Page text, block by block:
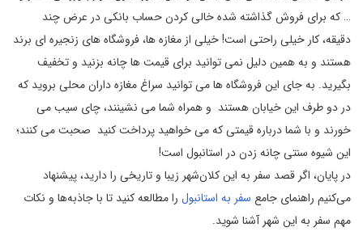
… که برای فروش گذاشته شده خالی کردن حساب بانکی در عرض چند
دقیقه، کار خیلی راحتی است! خیلی از مغازه ها، فروشگاه های زنجیره ای برند
هستند و به همین دلیل نمی توانید برای قیمت ها چانه بزنید و تخفیف
بگیرید. به جای این فروشگاه ها می توانید سراغ مغازه داران محلی بروید که
در دو طرف این خیابان هستند و همراه شما می نشینند، چای سیب می
خورند و با شما درباره قیمتی که می خواهید پرداخت کنید صحبت می کنند؛
این شیوه سنتی چانه زدن در استانبول است!
در پایان، اگر قصد سفر به این کلان‌شهر زیبا و تاریخی را دارید، پیشنهاد
می‌کنیم راهنمای جامع سفر به استانبول را مطالعه کنید تا با جاذبه‌ها و نکات
مهم سفر به این شهر آشنا شوید.